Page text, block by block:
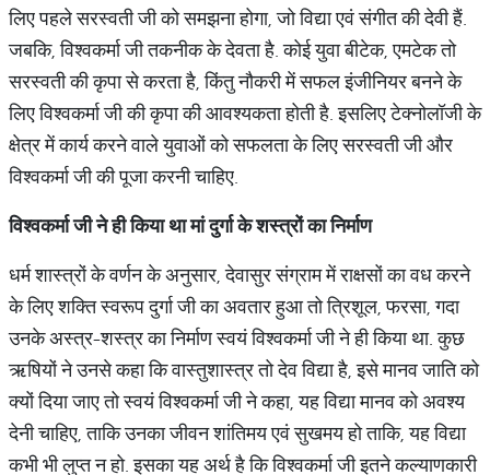
लिए पहले सरस्वती जी को समझना होगा, जो विद्या एवं संगीत की देवी हैं.
जबकि, विश्वकर्मा जी तकनीक के देवता है. कोई युवा बीटेक, एमटेक तो
सरस्वती की कृपा से करता है, किंतु नौकरी में सफल इंजीनियर बनने के
लिए विश्वकर्मा जी की कृपा की आवश्यकता होती है. इसलिए टेक्नोलॉजी के
क्षेत्र में कार्य करने वाले युवाओं को सफलता के लिए सरस्वती जी और
विश्वकर्मा जी की पूजा करनी चाहिए.
विश्वकर्मा जी ने ही किया था मां दुर्गा के शस्त्रों का निर्माण
धर्म शास्त्रों के वर्णन के अनुसार, देवासुर संग्राम में राक्षसों का वध करने
के लिए शक्ति स्वरूप दुर्गा जी का अवतार हुआ तो त्रिशूल, फरसा, गदा
उनके अस्त्र-शस्त्र का निर्माण स्वयं विश्वकर्मा जी ने ही किया था. कुछ
ऋषियों ने उनसे कहा कि वास्तुशास्त्र तो देव विद्या है, इसे मानव जाति को
क्यों दिया जाए तो स्वयं विश्वकर्मा जी ने कहा, यह विद्या मानव को अवश्य
देनी चाहिए, ताकि उनका जीवन शांतिमय एवं सुखमय हो ताकि, यह विद्या
कभी भी लुप्त न हो. इसका यह अर्थ है कि विश्वकर्मा जी इतने कल्याणकारी